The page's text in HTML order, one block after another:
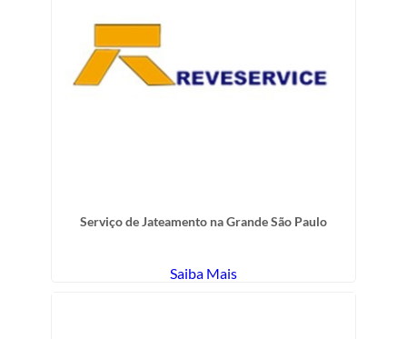
Serviço de Jateamento na Grande São Paulo
Saiba Mais